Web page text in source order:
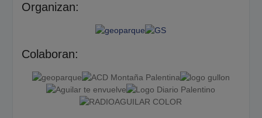
Organizan:
Colaboran: